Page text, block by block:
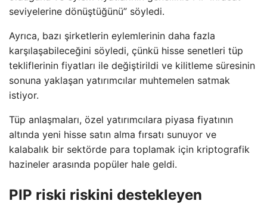
seviyelerine dönüştüğünü” söyledi.
Ayrıca, bazı şirketlerin eylemlerinin daha fazla
karşılaşabileceğini söyledi, çünkü hisse senetleri tüp
tekliflerinin fiyatları ile değiştirildi ve kilitleme süresinin
sonuna yaklaşan yatırımcılar muhtemelen satmak
istiyor.
Tüp anlaşmaları, özel yatırımcılara piyasa fiyatının
altında yeni hisse satın alma fırsatı sunuyor ve
kalabalık bir sektörde para toplamak için kriptografik
hazineler arasında popüler hale geldi.
PIP riski riskini destekleyen